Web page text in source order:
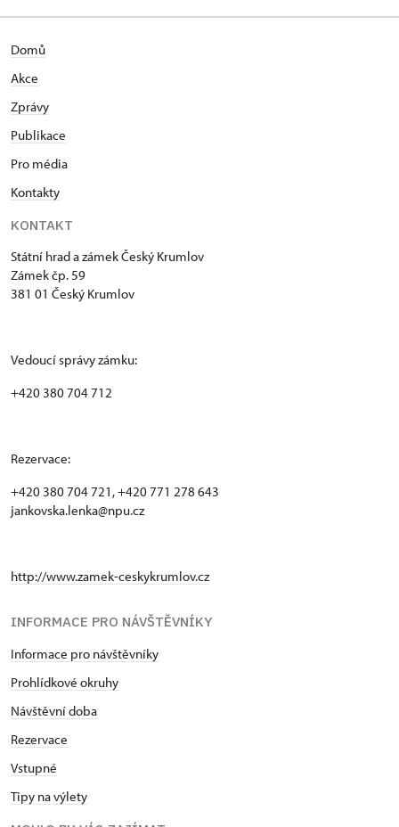
Domů
Akce
Zprávy
Publikace
Pro média
Kontakty
KONTAKT
Státní hrad a zámek Český Krumlov
Zámek čp. 59
381 01 Český Krumlov
Vedoucí správy zámku:
+420 380 704 712
Rezervace:
+420 380 704 721, +420 771 278 643
jankovska.lenka@npu.cz
http://www.zamek-ceskykrumlov.cz
INFORMACE PRO NÁVŠTĚVNÍKY
Informace pro návštěvníky
Prohlídkové okruhy
Návštěvní doba
Rezervace
Vstupné
Tipy na výlety